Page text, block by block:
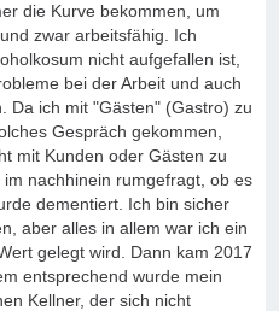
die Kurve bekommen, um
zwar arbeitsfähig. Ich
nicht aufgefallen ist,
bei der Arbeit und auch
Da ich mit "Gästen" (Gastro) zu
Gespräch gekommen,
mit Kunden oder Gästen zu
nachhinein rumgefragt, ob es
dementiert. Ich bin sicher
aber alles in allem war ich ein
gelegt wird. Dann kam 2017
entsprechend wurde mein
Kellner, der sich nicht